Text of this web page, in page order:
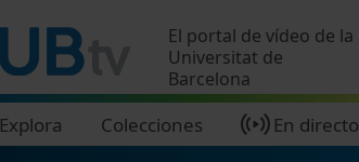
El portal de vídeo de la
Universitat de
Barcelona
Explora Colecciones En directo